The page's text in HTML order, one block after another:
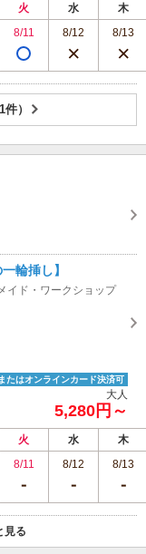
火 水
木
8/11 8/12 8/13
）
輪挿し】
イド・ワークショップ
たはオンラインカード決済可
大人
5,280円～
火 水
木
8/11 8/12 8/13
見る